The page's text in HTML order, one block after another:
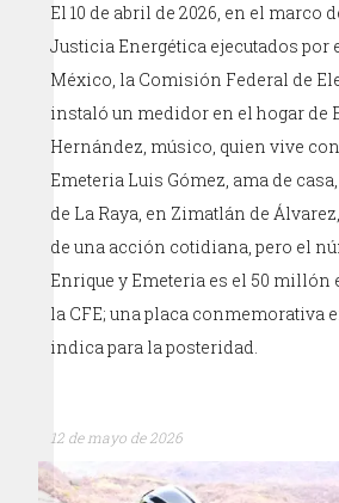
El 10 de abril de 2026, en el marco
Justicia Energética ejecutados por
México, la Comisión Federal de
instaló un medidor en el hogar de
Hernández, músico, quien vive
Emeteria Luis Gómez, ama de
de La Raya, en Zimatlán de
de una acción cotidiana, pero el
Enrique y Emeteria es el 50 millón
la CFE; una placa conmemorativa
indica para la posteridad.
12 de mayo de 2026